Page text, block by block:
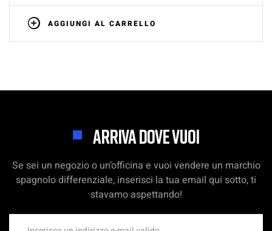
AGGIUNGI AL CARRELLO
ARRIVA DOVE VUOI
Se sei un negozio o un’officina e vuoi vendere un marchio
spagnolo differenziale, inserisci la tua email qui sotto, ti
stavamo aspettando!